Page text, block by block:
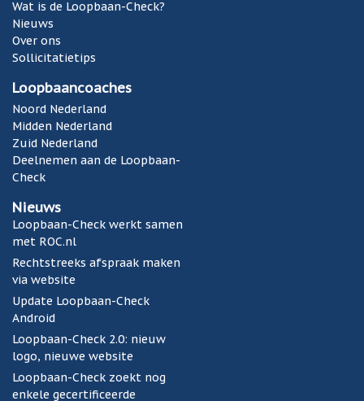
Wat is de Loopbaan-Check?
Nieuws
Over ons
Sollicitatietips
Loopbaancoaches
Noord Nederland
Midden Nederland
Zuid Nederland
Deelnemen aan de Loopbaan-
Check
Nieuws
Loopbaan-Check werkt samen
met ROC.nl
Rechtstreeks afspraak maken
via website
Update Loopbaan-Check
Android
Loopbaan-Check 2.0: nieuw
logo, nieuwe website
Loopbaan-Check zoekt nog
enkele gecertificeerde